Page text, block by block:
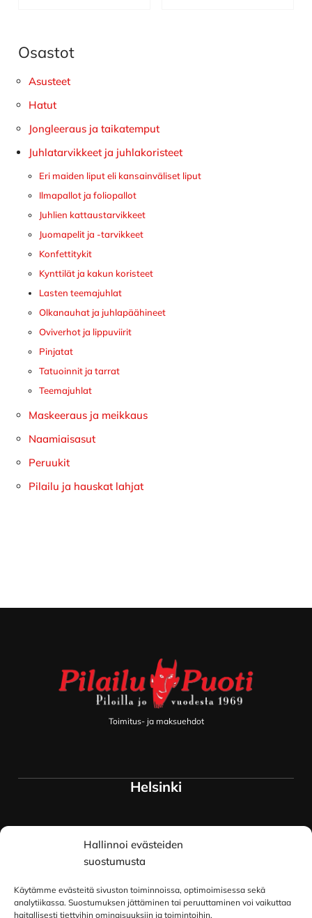
Hallinnoi evästeiden
suostumusta
Käytämme evästeitä sivuston toiminnoissa, optimoimisessa sekä
analytiikassa. Suostumuksen jättäminen tai peruuttaminen voi vaikuttaa
haitallisesti tiettyihin ominaisuuksiin ja toimintoihin.
Ensisijainen
sivupalkki
Osastot
Asusteet
Hatut
Jongleeraus ja taikatemput
Juhlatarvikkeet ja juhlakoristeet
Eri maiden liput eli kansainväliset liput
Ilmapallot ja foliopallot
Juhlien kattaustarvikkeet
Juomapelit ja -tarvikkeet
Konfettitykit
Kynttilät ja kakun koristeet
Lasten teemajuhlat
Olkanauhat ja juhlapäähineet
Oviverhot ja lippuviirit
Pinjatat
Tatuoinnit ja tarrat
Teemajuhlat
Maskeeraus ja meikkaus
Naamiaisasut
Peruukit
Pilailu ja hauskat lahjat
Toimitus- ja maksuehdot
Helsinki
Myymälä ja keskusvarasto
Siltavuorenranta 18
00170 Helsinki
Oulu